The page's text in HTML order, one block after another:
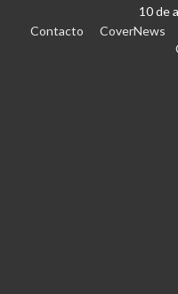
10 de
Contacto
CoverNews